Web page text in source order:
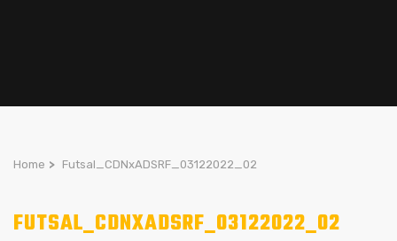
Home > Futsal_CDNxADSRF_03122022_02
FUTSAL_CDNXADSRF_03122022_02